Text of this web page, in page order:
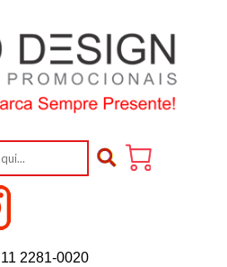
11 2281-0020